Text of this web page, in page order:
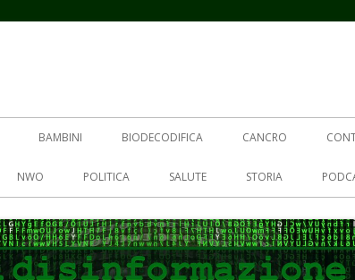
BAMBINI BIODECODIFICA CANCRO
NWO POLITICA SALUTE STORIA